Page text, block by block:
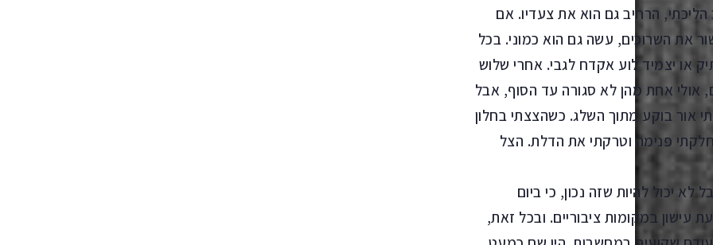
הרחיב גם הוא את צעדיו. אם
את השרוכים, עשה גם הוא כמוני. בכל
או יצמיד לוע אקדח לגבי. אחרי שלוש
אולי אחת מהן לא סגורה עד הסוף, אבל
אור בוקע מתוך השלג. כשהצצתי בחלון
פנימה וטרקתי את הדלת. הצל
יכול להיות שזה נכון, כי ביום
במקומות ציבוריים. ובכל זאת,